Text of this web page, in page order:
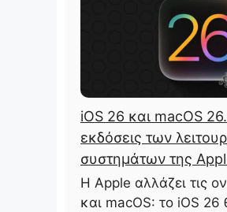
iOS 26 και macOS
εκδόσεις των
συστημάτων της
Η Apple αλλάζει τις
και macOS: το iOS 26